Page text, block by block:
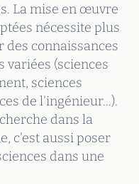
La mise en œuvre
nécessite plus
des connaissances
variées (sciences
sciences
de l'ingénieur...).
dans la
c'est aussi poser
dans une